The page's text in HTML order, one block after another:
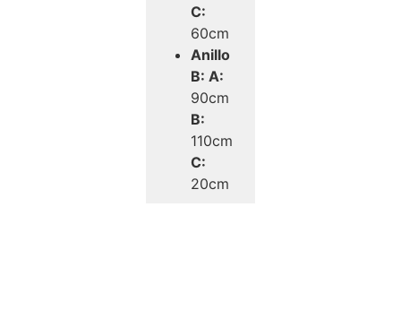
C:
60cm
Anillo
B: A:
90cm
B:
110cm
C:
20cm